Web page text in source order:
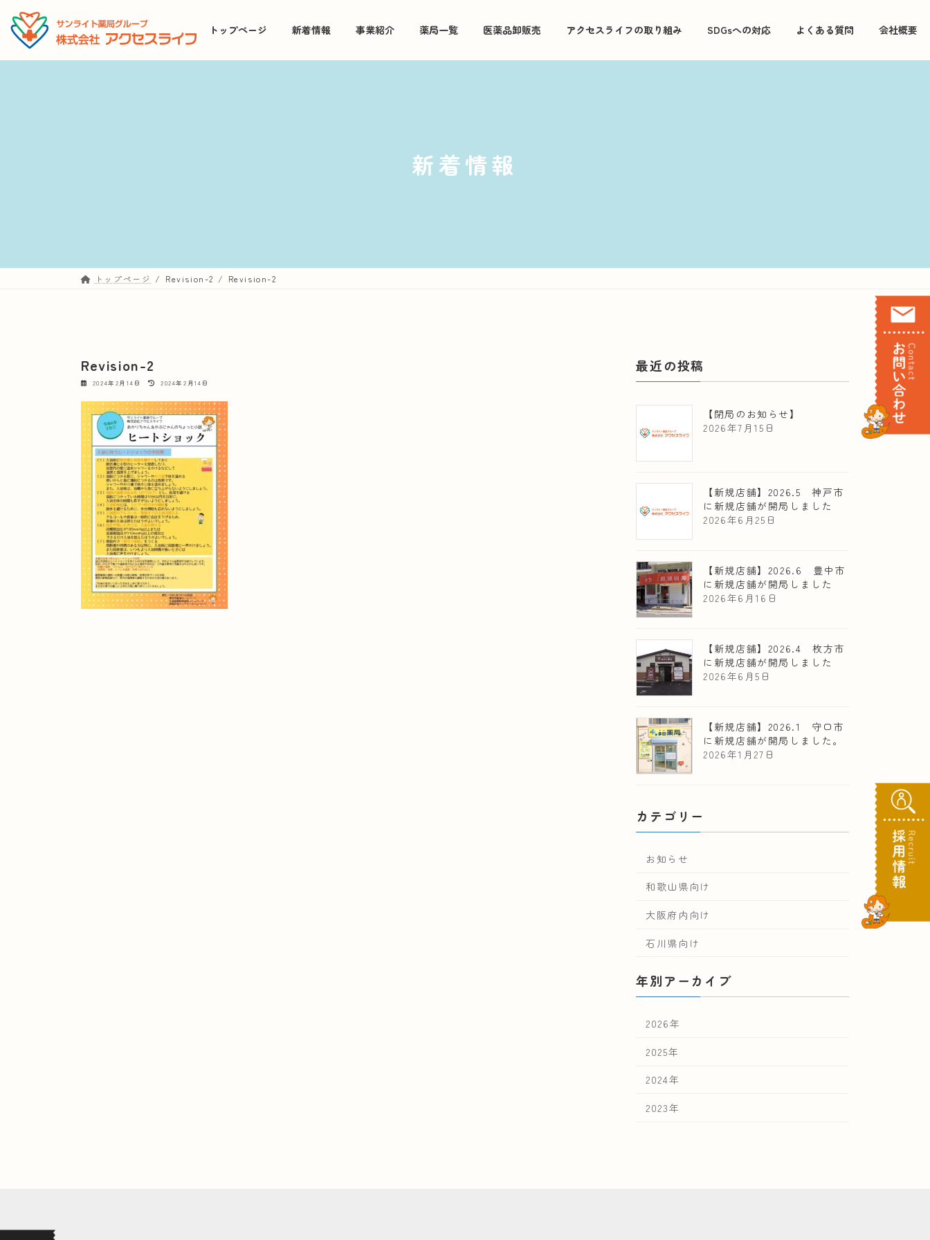
ン
ン
ビ
ー
トップページ 新着情報 事業紹介 薬局一覧 医薬品卸販売 アクセスライフの取り組み SDGsへの対応 よくある質問 会社概要
新着情報
トップページ Revision-2 Revision-2
Revision-2
2024年2月14日
最
更
新
日
時
2024年2月14日
最近の投稿
【閉局のお知らせ】
2026年7月15日
【新規店舗】2026.5 神戸市
に新規店舗が開局しました
2026年6月25日
【新規店舗】2026.6 豊中市
に新規店舗が開局しました
2026年6月16日
【新規店舗】2026.4 枚方市
に新規店舗が開局しました
2026年6月5日
【新規店舗】2026.1 守口市
に新規店舗が開局しました。
2026年1月27日
カテゴリー
お知らせ
和歌山県向け
大阪府内向け
石川県向け
年別アーカイブ
2026年
2025年
2024年
2023年